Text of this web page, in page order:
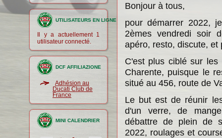
UTILISATEURS EN LIGNE
Il y a actuellement 1
utilisateur connecté.
DCF AFFILIAZIONE
Adhésion au
Ducati Club de
France
MINI CALENDRIER
Bonjour à tous,
pour démarrer 2022,
2èmes vendredi soir
apéro, resto, discute, et
C'est plus ciblé sur les
Charente, puisque le
situé au 456, route de
Le but est de réunir
d'un verre, de
débattre de plein de
2022, roulages et